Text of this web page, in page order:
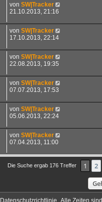
von SW|Tracker
21.10.2013, 21:16
von SW|Tracker
17.10.2013, 22:14
von SW|Tracker
22.08.2013, 19:35
von SW|Tracker
07.07.2013, 17:53
von SW|Tracker
05.06.2013, 22:24
von SW|Tracker
07.04.2013, 11:00
Die Suche ergab 176 Treffer 1 2
Alle Zeiten sind
Datenschutzrichtlinie